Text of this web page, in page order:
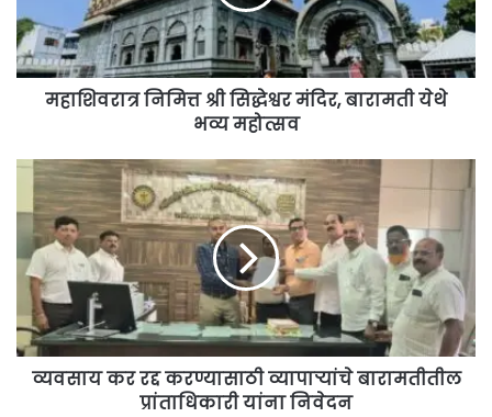
येथे
भव्य
महोत्सव
महाशिवरात्र निमित्त श्री सिद्धेश्वर मंदिर, बारामती येथे
भव्य महोत्सव
व्यवसाय
रद्द
करण्यासाठी
व्यापाऱ्यांचे
बारामतीतील
प्रांताधिकारी
यांना
निवेदन
व्यवसाय कर रद्द करण्यासाठी व्यापाऱ्यांचे बारामतीतील
प्रांताधिकारी यांना निवेदन